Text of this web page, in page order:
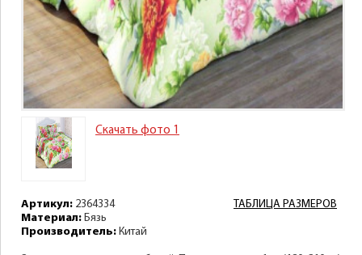
Скачать фото 1
ТАБЛИЦА РАЗМЕРОВ
Артикул: 2364334
Материал: Бязь
Производитель: Китай